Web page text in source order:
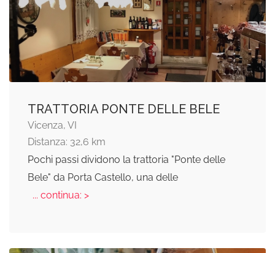
TRATTORIA PONTE DELLE BELE
Vicenza, VI
Distanza: 32,6 km
Pochi passi dividono la trattoria "Ponte delle
Bele" da Porta Castello, una delle
... continua: >